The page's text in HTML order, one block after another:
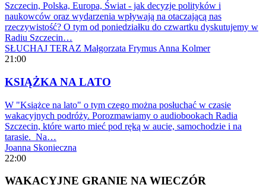
Szczecin, Polska, Europa, Świat - jak decyzje polityków i
naukowców oraz wydarzenia wpływają na otaczającą nas
rzeczywistość? O tym od poniedziałku do czwartku dyskutujemy w
Radiu Szczecin…
SŁUCHAJ TERAZ Małgorzata Frymus Anna Kolmer
21:00
KSIĄŻKA NA LATO
W "Książce na lato" o tym czego można posłuchać w czasie
wakacyjnych podróży. Porozmawiamy o audiobookach Radia
Szczecin, które warto mieć pod ręką w aucie, samochodzie i na
tarasie. Na…
Joanna Skonieczna
22:00
WAKACYJNE GRANIE NA WIECZÓR